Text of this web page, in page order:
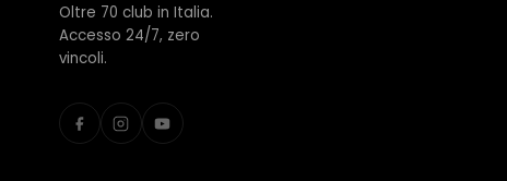
Oltre 70 club in Italia.
Accesso 24/7, zero
vincoli.